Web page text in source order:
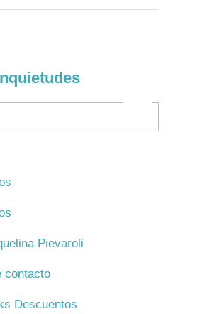
Pievaroli
contacto
Descuentos